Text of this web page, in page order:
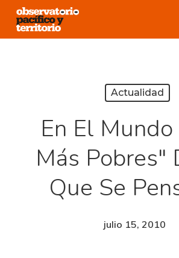
Skip
Actualidad
En El
Más Pobres"
Que Se
julio 15, 2010